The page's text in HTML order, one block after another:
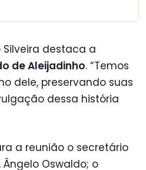
destaca a
de Aleijadinho. “Temos
dele, preservando suas
dessa história
a reunião o secretário
Oswaldo; o